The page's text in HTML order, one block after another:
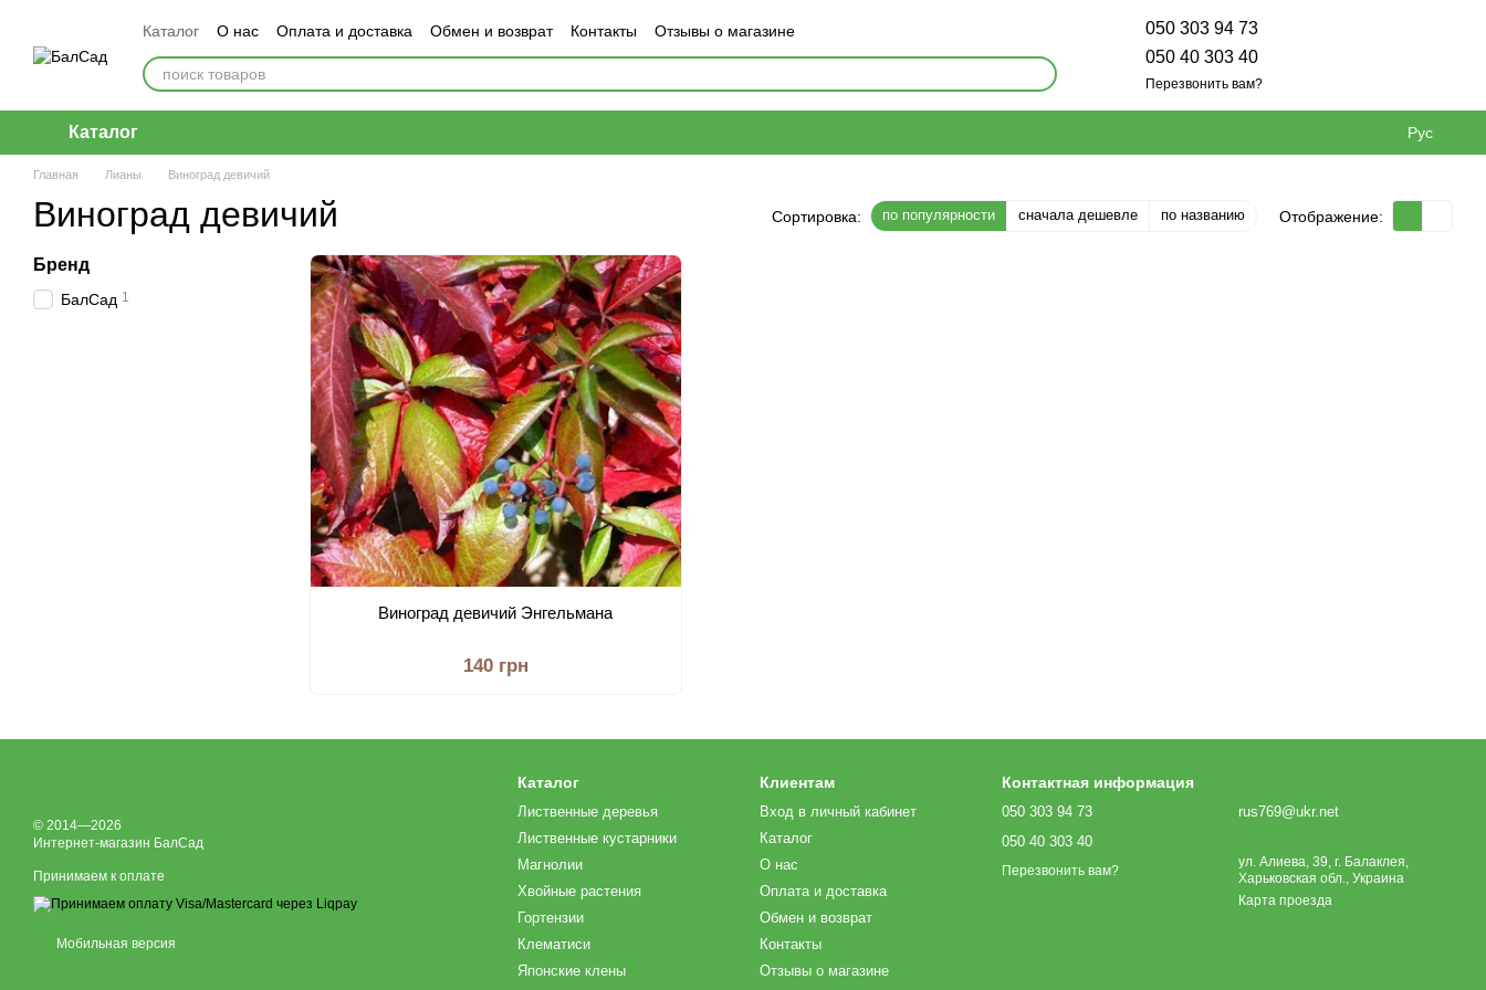
Каталог О нас Оплата и доставка Обмен и возврат Контакты Отзывы о магазине
050 303 94 73
050 40 303 40
Перезвонить вам?
Каталог Рус
Главная Лианы Виноград девичий
Виноград девичий Сортировка: по популярности сначала дешевле по названию Отображение:
Виноград девичий Энгельмана
140 грн
Бренд
БалСад 1
© 2014—2026
Интернет-магазин БалСад
Принимаем к оплате
Мобильная версия
Каталог
Лиственные деревья
Лиственные кустарники
Магнолии
Хвойные растения
Гортензии
Клематиси
Японские клены
Клиентам
Вход в личный кабинет
Каталог
О нас
Оплата и доставка
Обмен и возврат
Контакты
Отзывы о магазине
Контактная информация
050 303 94 73
050 40 303 40
Перезвонить вам?
rus769@ukr.net
ул. Алиева, 39, г. Балаклея,
Харьковская обл., Украина
Карта проезда